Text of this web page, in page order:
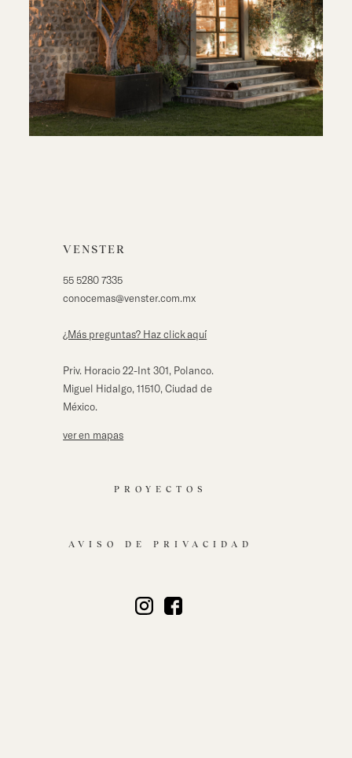
VENSTER
55 5280 7335
conocemas@venster.com.mx
¿Más preguntas? Haz click aqu´í
Priv. Horacio 22-Int 301, Polanco.
Miguel Hidalgo, 11510, Ciudad de
México.
ver en mapas
PROYECTOS
AVISO DE PRIVACIDAD